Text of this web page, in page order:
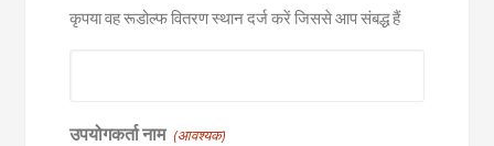
कृपया वह रूडोल्फ वितरण स्थान दर्ज करें जिससे आप संबद्ध हैं
उपयोगकर्ता नाम (आवश्यक)